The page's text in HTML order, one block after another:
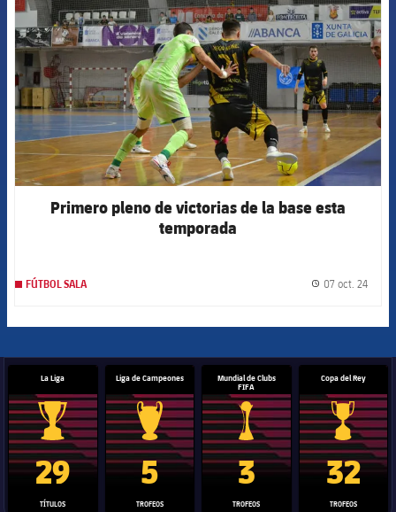
Primero pleno de victorias de la base esta
temporada
FÚTBOL SALA 07 oct. 24
La Liga
Trofeo de La Liga
29
TÍTULOS
Liga de Campeones
Trofeo de la Liga de Campeones
5
TROFEOS
Mundial de Clubs
FIFA
Trofeo del Mundial de
3
TROFEOS
Copa del Rey
Copa del
32
TROFEOS